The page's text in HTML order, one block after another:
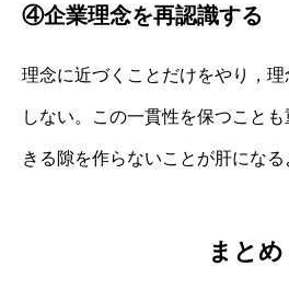
④企業理念を再認識する
理念に近づくことだけをやり，
しない。この一貫性を保つこと
きる隙を作らないことが肝になる
まとめ